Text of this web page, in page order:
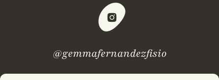
@gemmafernandezfisio